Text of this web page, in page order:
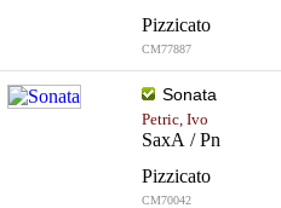
Pizzicato
CM77887
Sonata
Petric, Ivo
SaxA / Pn
Pizzicato
CM70042